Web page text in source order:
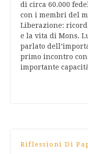
di circa 60.000
con i membri del
Liberazione:
e la vita di Mons.
parlato
primo incontro
importante
Riflessioni Di